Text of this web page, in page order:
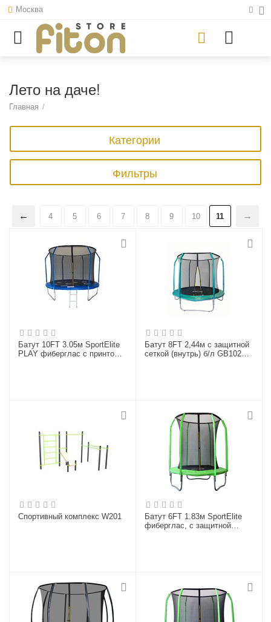
Москва
Лето на даче!
Главная /
Категории
Фильтры
4 5 6 7 8 9 10 11
Батут 10FT 3.05м SportElite
PLAY фиберглас с принтом,
Батут 8FT 2,44м с защитной
сеткой (внутрь) б/л GB10201-
Спортивный комплекс W201
Батут 6FT 1.83м SportElite
фиберглас, с защитной